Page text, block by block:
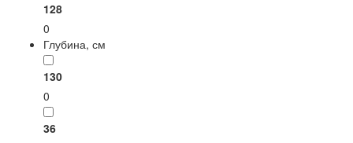
128
0
Глубина, см
130
0
36